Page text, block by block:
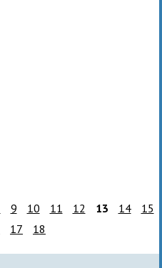
9 10 11 12 13 14
15
17 18